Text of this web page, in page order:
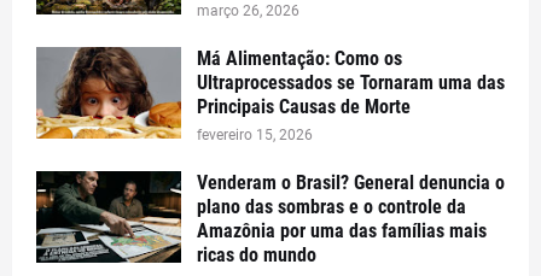
março 26, 2026
Má Alimentação: Como os
Ultraprocessados se Tornaram uma das
Principais Causas de Morte
fevereiro 15, 2026
Venderam o Brasil? General denuncia o
plano das sombras e o controle da
Amazônia por uma das famílias mais
ricas do mundo